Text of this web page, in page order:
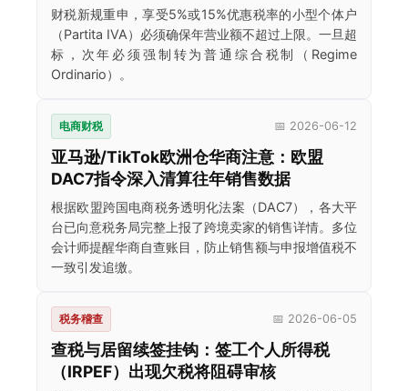
财税新规重申，享受5%或15%优惠税率的小型个体户
（Partita IVA）必须确保年营业额不超过上限。一旦超
标，次年必须强制转为普通综合税制（Regime
Ordinario）。
电商财税 📅 2026-06-12
亚马逊/TikTok欧洲仓华商注意：欧盟
DAC7指令深入清算往年销售数据
根据欧盟跨国电商税务透明化法案（DAC7），各大平
台已向意税务局完整上报了跨境卖家的销售详情。多位
会计师提醒华商自查账目，防止销售额与申报增值税不
一致引发追缴。
税务稽查 📅 2026-06-05
查税与居留续签挂钩：签工个人所得税
（IRPEF）出现欠税将阻碍审核